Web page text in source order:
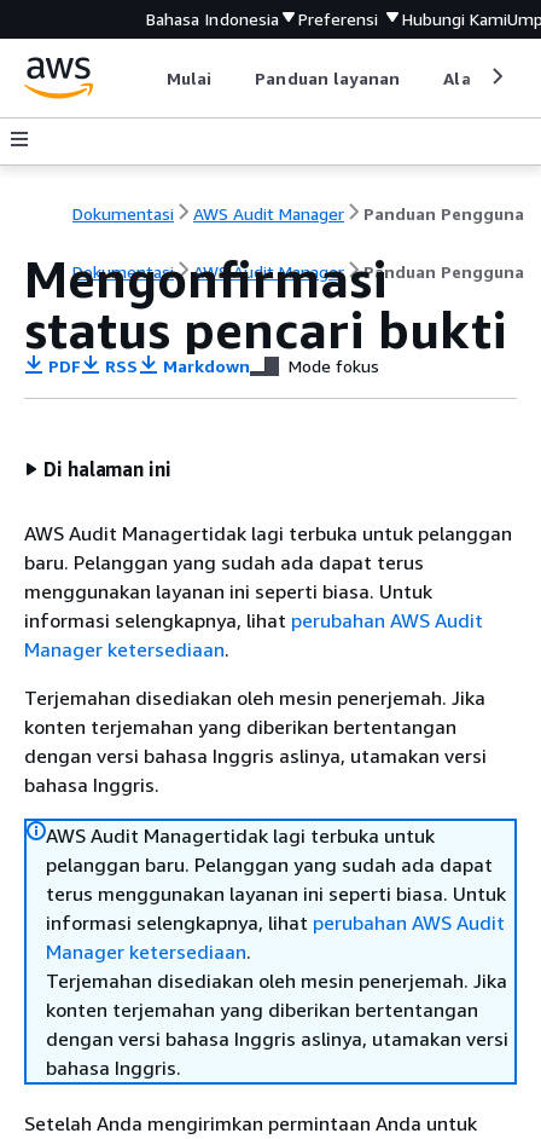
Bahasa Indonesia Preferensi Hubungi Kami
Mulai Panduan layanan Alat
Dokumentasi AWS Audit Manager Panduan Pengguna
Dokumentasi AWS Audit Manager Panduan Pengguna
Mengonfirmasi
status pencari bukti
PDF RSS Markdown Mode fokus
Di halaman ini
AWS Audit Managertidak lagi terbuka untuk pelanggan
baru. Pelanggan yang sudah ada dapat terus
menggunakan layanan ini seperti biasa. Untuk
informasi selengkapnya, lihat perubahan AWS Audit
Manager ketersediaan.
Terjemahan disediakan oleh mesin penerjemah. Jika
konten terjemahan yang diberikan bertentangan
dengan versi bahasa Inggris aslinya, utamakan versi
bahasa Inggris.
AWS Audit Managertidak lagi terbuka untuk
pelanggan baru. Pelanggan yang sudah ada dapat
terus menggunakan layanan ini seperti biasa. Untuk
informasi selengkapnya, lihat perubahan AWS Audit
Manager ketersediaan.
Terjemahan disediakan oleh mesin penerjemah. Jika
konten terjemahan yang diberikan bertentangan
dengan versi bahasa Inggris aslinya, utamakan versi
bahasa Inggris.
Setelah Anda mengirimkan permintaan Anda untuk